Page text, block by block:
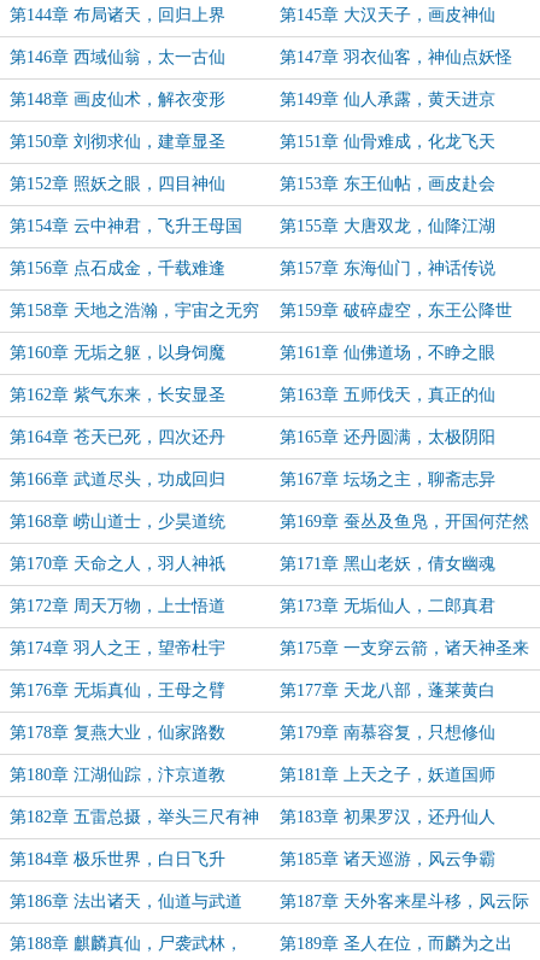
第144章 布局诸天，回归上界 第145章 大汉天子，画皮神仙
第146章 西域仙翁，太一古仙 第147章 羽衣仙客，神仙点妖怪
第148章 画皮仙术，解衣变形 第149章 仙人承露，黄天进京
第150章 刘彻求仙，建章显圣 第151章 仙骨难成，化龙飞天
第152章 照妖之眼，四目神仙 第153章 东王仙帖，画皮赴会
第154章 云中神君，飞升王母国 第155章 大唐双龙，仙降江湖
第156章 点石成金，千载难逢 第157章 东海仙门，神话传说
第158章 天地之浩瀚，宇宙之无穷 第159章 破碎虚空，东王公降世
第160章 无垢之躯，以身饲魔 第161章 仙佛道场，不睁之眼
第162章 紫气东来，长安显圣 第163章 五师伐天，真正的仙
第164章 苍天已死，四次还丹 第165章 还丹圆满，太极阴阳
第166章 武道尽头，功成回归 第167章 坛场之主，聊斋志异
第168章 崂山道士，少昊道统 第169章 蚕丛及鱼凫，开国何茫然
第170章 天命之人，羽人神祇 第171章 黑山老妖，倩女幽魂
第172章 周天万物，上士悟道 第173章 无垢仙人，二郎真君
第174章 羽人之王，望帝杜宇 第175章 一支穿云箭，诸天神圣来
相见
第176章 无垢真仙，王母之臂 第177章 天龙八部，蓬莱黄白
第178章 复燕大业，仙家路数 第179章 南慕容复，只想修仙
第180章 江湖仙踪，汴京道教 第181章 上天之子，妖道国师
第182章 五雷总摄，举头三尺有神
明
第183章 初果罗汉，还丹仙人
第184章 极乐世界，白日飞升 第185章 诸天巡游，风云争霸
第186章 法出诸天，仙道与武道 第187章 天外客来星斗移，风云际
会不由时。
第188章 麒麟真仙，尸袭武林， 第189章 圣人在位，而麟为之出